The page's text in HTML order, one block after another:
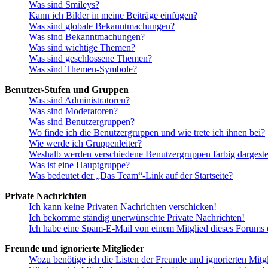
Was sind Smileys?
Kann ich Bilder in meine Beiträge einfügen?
Was sind globale Bekanntmachungen?
Was sind Bekanntmachungen?
Was sind wichtige Themen?
Was sind geschlossene Themen?
Was sind Themen-Symbole?
Benutzer-Stufen und Gruppen
Was sind Administratoren?
Was sind Moderatoren?
Was sind Benutzergruppen?
Wo finde ich die Benutzergruppen und wie trete ich ihnen bei?
Wie werde ich Gruppenleiter?
Weshalb werden verschiedene Benutzergruppen farbig
Was ist eine Hauptgruppe?
Was bedeutet der „Das Team“-Link auf der Startseite?
Private Nachrichten
Ich kann keine Privaten Nachrichten verschicken!
Ich bekomme ständig unerwünschte Private Nachrichten!
Ich habe eine Spam-E-Mail von einem Mitglied dieses Forums
Freunde und ignorierte Mitglieder
Wozu benötige ich die Listen der Freunde und ignorierten